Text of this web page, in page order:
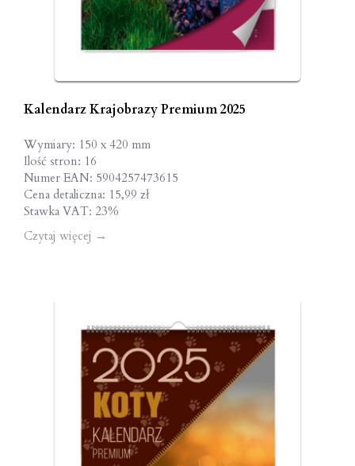
Kalendarz Krajobrazy Premium 2025
Wymiary: 150 x 420 mm
Ilość stron: 16
Numer EAN: 5904257473615
Cena detaliczna: 15,99 zł
Stawka VAT: 23%
Czytaj więcej →